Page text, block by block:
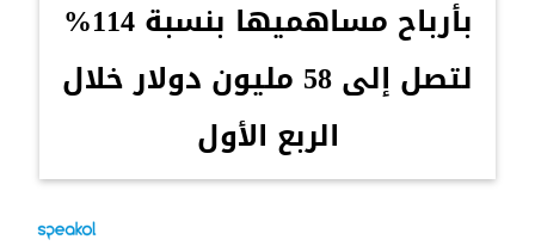
بأرباح مساهميها بنسبة 114%
لتصل إلى 58 مليون دولار خلال
الربع الأول